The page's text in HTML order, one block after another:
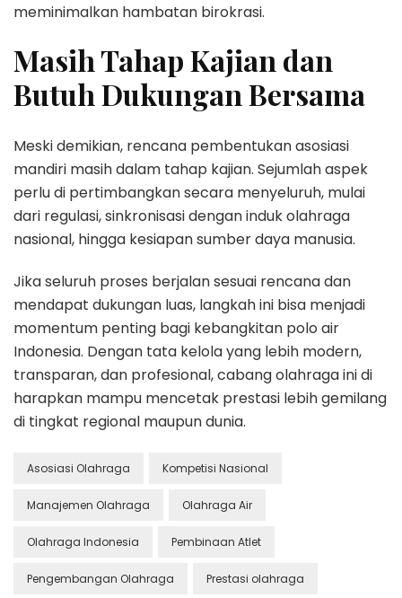
meminimalkan hambatan birokrasi.
Masih Tahap Kajian dan
Butuh Dukungan Bersama
Meski demikian, rencana pembentukan asosiasi
mandiri masih dalam tahap kajian. Sejumlah aspek
perlu di pertimbangkan secara menyeluruh, mulai
dari regulasi, sinkronisasi dengan induk olahraga
nasional, hingga kesiapan sumber daya manusia.
Jika seluruh proses berjalan sesuai rencana dan
mendapat dukungan luas, langkah ini bisa menjadi
momentum penting bagi kebangkitan polo air
Indonesia. Dengan tata kelola yang lebih modern,
transparan, dan profesional, cabang olahraga ini di
harapkan mampu mencetak prestasi lebih gemilang
di tingkat regional maupun dunia.
Asosiasi Olahraga Kompetisi Nasional
Manajemen Olahraga Olahraga Air
Olahraga Indonesia Pembinaan Atlet
Pengembangan Olahraga Prestasi olahraga